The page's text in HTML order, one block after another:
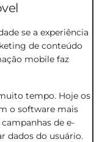
se a experiência
de conteúdo
mobile faz
tempo. Hoje os
o software mais
de e-
dados do usuário.